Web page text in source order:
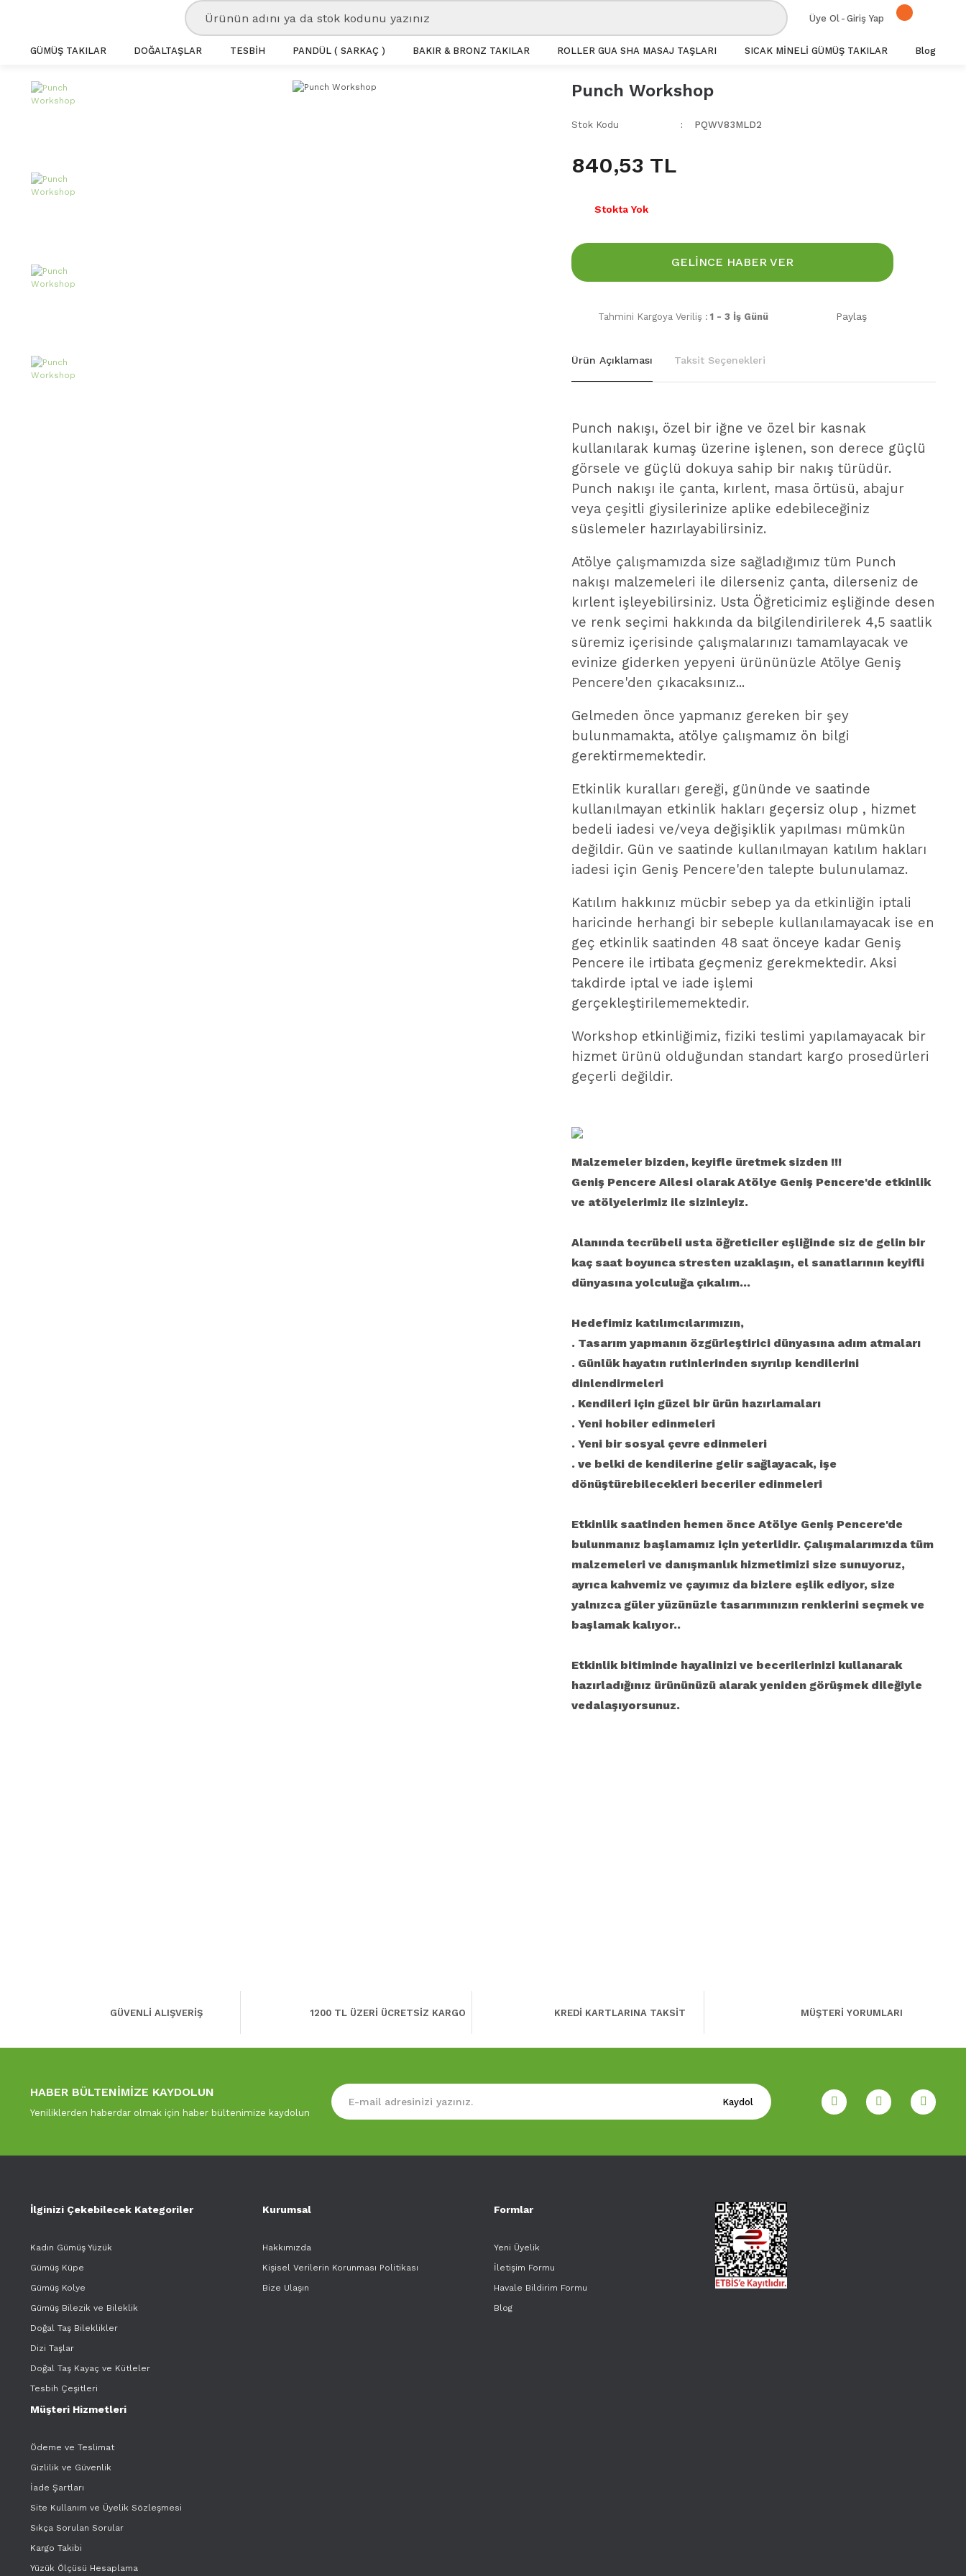
Üye Ol - Giriş Yap
GÜMÜŞ TAKILAR DOĞALTAŞLAR TESBİH PANDÜL ( SARKAÇ ) BAKIR & BRONZ TAKILAR ROLLER GUA SHA MASAJ TAŞLARI SICAK MİNELİ GÜMÜŞ TAKILAR Blog
Punch Workshop
Stok Kodu PQWV83MLD2
840,53 TL
Stokta Yok
GELİNCE HABER VER
Tahmini Kargoya Veriliş : 1 - 3 İş Günü Paylaş
Ürün Açıklaması Taksit Seçenekleri
Punch nakışı, özel bir iğne ve özel bir kasnak
kullanılarak kumaş üzerine işlenen, son derece güçlü
görsele ve güçlü dokuya sahip bir nakış türüdür.
Punch nakışı ile çanta, kırlent, masa örtüsü, abajur
veya çeşitli giysilerinize aplike edebileceğiniz
süslemeler hazırlayabilirsiniz.
Atölye çalışmamızda size sağladığımız tüm Punch
nakışı malzemeleri ile dilerseniz çanta, dilerseniz de
kırlent işleyebilirsiniz. Usta Öğreticimiz eşliğinde desen
ve renk seçimi hakkında da bilgilendirilerek 4,5 saatlik
süremiz içerisinde çalışmalarınızı tamamlayacak ve
evinize giderken yepyeni ürününüzle Atölye Geniş
Pencere'den çıkacaksınız...
Gelmeden önce yapmanız gereken bir şey
bulunmamakta, atölye çalışmamız ön bilgi
gerektirmemektedir.
Etkinlik kuralları gereği, gününde ve saatinde
kullanılmayan etkinlik hakları geçersiz olup , hizmet
bedeli iadesi ve/veya değişiklik yapılması mümkün
değildir. Gün ve saatinde kullanılmayan katılım hakları
iadesi için Geniş Pencere'den talepte bulunulamaz.
Katılım hakkınız mücbir sebep ya da etkinliğin iptali
haricinde herhangi bir sebeple kullanılamayacak ise en
geç etkinlik saatinden 48 saat önceye kadar Geniş
Pencere ile irtibata geçmeniz gerekmektedir. Aksi
takdirde iptal ve iade işlemi
gerçekleştirilememektedir.
Workshop etkinliğimiz, fiziki teslimi yapılamayacak bir
hizmet ürünü olduğundan standart kargo prosedürleri
geçerli değildir.
Malzemeler bizden, keyifle üretmek sizden !!!
Geniş Pencere Ailesi olarak Atölye Geniş Pencere'de etkinlik
ve atölyelerimiz ile sizinleyiz.
Alanında tecrübeli usta öğreticiler eşliğinde siz de gelin bir
kaç saat boyunca stresten uzaklaşın, el sanatlarının keyifli
dünyasına yolculuğa çıkalım...
Hedefimiz katılımcılarımızın,
. Tasarım yapmanın özgürleştirici dünyasına adım atmaları
. Günlük hayatın rutinlerinden sıyrılıp kendilerini
dinlendirmeleri
. Kendileri için güzel bir ürün hazırlamaları
. Yeni hobiler edinmeleri
. Yeni bir sosyal çevre edinmeleri
. ve belki de kendilerine gelir sağlayacak, işe
dönüştürebilecekleri beceriler edinmeleri
Etkinlik saatinden hemen önce Atölye Geniş Pencere'de
bulunmanız başlamamız için yeterlidir. Çalışmalarımızda tüm
malzemeleri ve danışmanlık hizmetimizi size sunuyoruz,
ayrıca kahvemiz ve çayımız da bizlere eşlik ediyor, size
yalnızca güler yüzünüzle tasarımınızın renklerini seçmek ve
başlamak kalıyor..
Etkinlik bitiminde hayalinizi ve becerilerinizi kullanarak
hazırladığınız ürününüzü alarak yeniden görüşmek dileğiyle
vedalaşıyorsunuz.
GÜVENLİ ALIŞVERİŞ 1200 TL ÜZERİ ÜCRETSİZ KARGO KREDİ KARTLARINA TAKSİT MÜŞTERİ YORUMLARI
HABER BÜLTENİMİZE KAYDOLUN
Yeniliklerden haberdar olmak için haber bültenimize kaydolun
Kaydol
İlginizi Çekebilecek Kategoriler
Kadın Gümüş Yüzük
Gümüş Küpe
Gümüş Kolye
Gümüş Bilezik ve Bileklik
Doğal Taş Bileklikler
Dizi Taşlar
Doğal Taş Kayaç ve Kütleler
Tesbih Çeşitleri
Kurumsal
Hakkımızda
Kişisel Verilerin Korunması Politikası
Bize Ulaşın
Formlar
Yeni Üyelik
İletişim Formu
Havale Bildirim Formu
Blog
Müşteri Hizmetleri
Ödeme ve Teslimat
Gizlilik ve Güvenlik
İade Şartları
Site Kullanım ve Üyelik Sözleşmesi
Sıkça Sorulan Sorular
Kargo Takibi
Yüzük Ölçüsü Hesaplama